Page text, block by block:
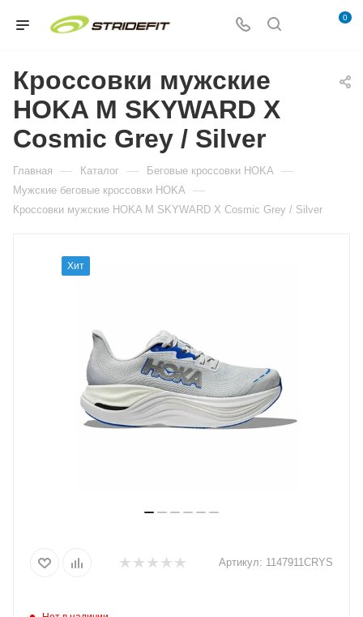
0
Кроссовки мужские
HOKA M SKYWARD X
Cosmic Grey / Silver
Главная — Каталог — Беговые кроссовки HOKA —
Мужские беговые кроссовки HOKA —
Кроссовки мужские HOKA M SKYWARD X Cosmic Grey / Silver
Хит
Артикул: 1147911CRYS